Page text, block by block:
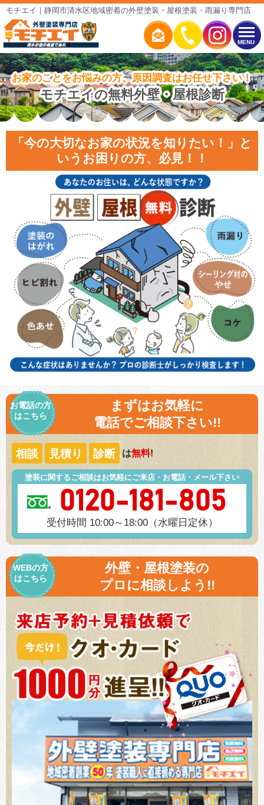
MENU
モチエイ｜静岡市清水区地域密着の外壁塗装・屋根塗装・雨漏り専門店
お家のことをお悩みの方、原因調査はお任せ下さい！
モチエイの無料外壁・屋根診断
「今の大切なお家の状況を知りたい！」と
いうお困りの方、必見！！
お電話の方
はこちら
まずはお気軽に
電話でご相談下さい!!
相談 見積り 診断 は無料!
塗装に関するご相談はお気軽にご来店・お電話・メール下さい
0120-181-805
受付時間 10:00～18:00（水曜日定休）
WEBの方
はこちら
外壁・屋根塗装の
プロに相談しよう!!